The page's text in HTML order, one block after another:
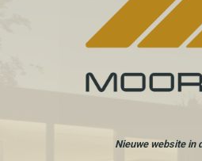
Nieuwe website in